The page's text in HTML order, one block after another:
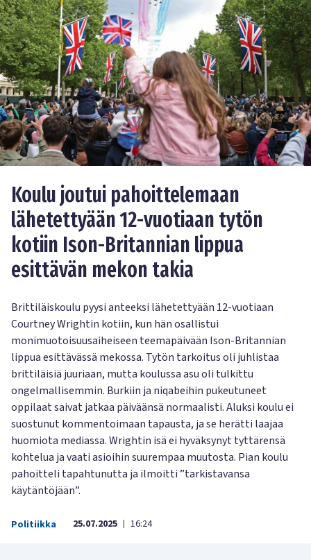
Koulu joutui pahoittelemaan
lähetettyään 12-vuotiaan tytön
kotiin Ison-Britannian lippua
esittävän mekon takia
Brittiläiskoulu pyysi anteeksi lähetettyään 12-vuotiaan
Courtney Wrightin kotiin, kun hän osallistui
monimuotoisuusaiheiseen teemapäivään Ison-Britannian
lippua esittävässä mekossa. Tytön tarkoitus oli juhlistaa
brittiläisiä juuriaan, mutta koulussa asu oli tulkittu
ongelmallisemmin. Burkiin ja niqabeihin pukeutuneet
oppilaat saivat jatkaa päiväänsä normaalisti. Aluksi koulu ei
suostunut kommentoimaan tapausta, ja se herätti laajaa
huomiota mediassa. Wrightin isä ei hyväksynyt tyttärensä
kohtelua ja vaati asioihin suurempaa muutosta. Pian koulu
pahoitteli tapahtunutta ja ilmoitti ”tarkistavansa
käytäntöjään”.
Politiikka 25.07.2025 | 16:24